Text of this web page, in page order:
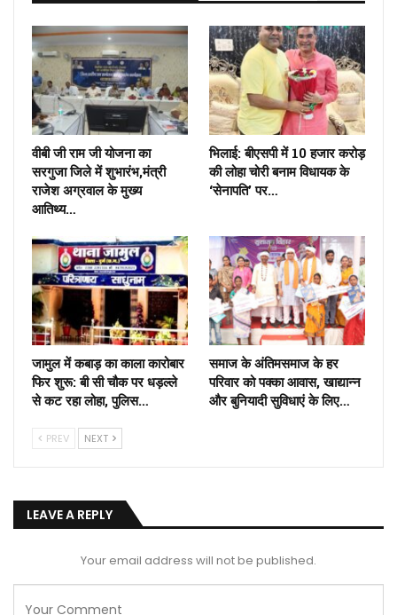
वीबी जी राम जी योजना का
सरगुजा जिले में शुभारंभ,मंत्री
राजेश अग्रवाल के मुख्य
आतिथ्य…
भिलाई: बीएसपी में 10 हजार करोड़
की लोहा चोरी बनाम विधायक के
‘सेनापति’ पर…
जामुल में कबाड़ का काला कारोबार
फिर शुरू: बी सी चौक पर धड़ल्ले
से कट रहा लोहा, पुलिस…
समाज के अंतिमसमाज के हर
परिवार को पक्का आवास, खाद्यान्न
और बुनियादी सुविधाएं के लिए…
PREV NEXT
LEAVE A REPLY
Your email address will not be published.